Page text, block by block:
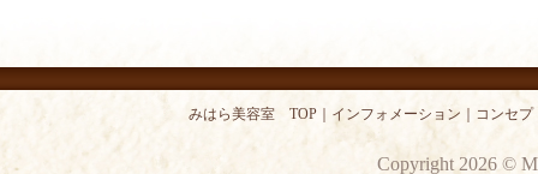
みはら美容室 TOP インフォメーション コンセプ
Copyright 2026 ©